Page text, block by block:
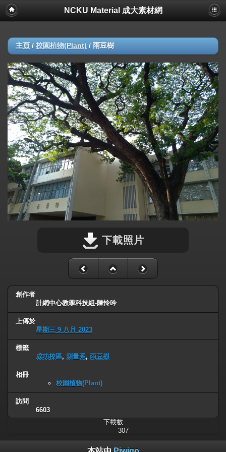
NCKU Material 成大素材網
主頁 / 校園植物(Plant) / 雨豆樹
下載照片
創作者
計網中心教學科技組-陳怜吟
上傳於
星期三 9 八月 2023
標籤
成功校區, 測量系, 雨豆樹
相冊
校園植物(Plant)
訪問
6603
下載數
307